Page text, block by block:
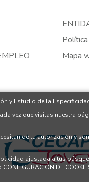
Mapa
y Estudio de la Especificidad
vez que visitas nuestra
de tu autorización y
ajustada a tus
DE